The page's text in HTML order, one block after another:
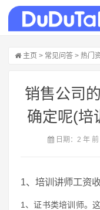
主页 > 常见问答 > 热门
销售公司
确定呢(培
日期：2 年 前
1、培训讲师工资
1、证书类培训师。